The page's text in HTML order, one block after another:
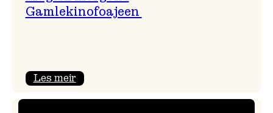
Gamlekinofoajeen
Les meir: